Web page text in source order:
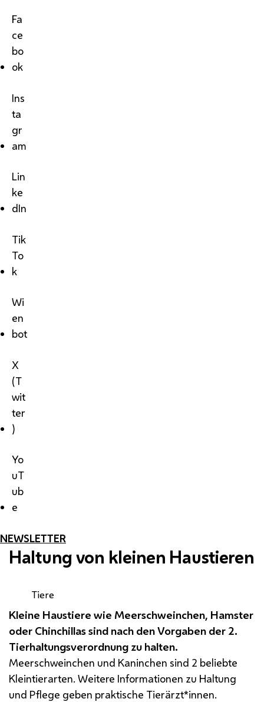
Fa
ce
bo
ok
Ins
ta
gr
am
Lin
ke
dIn
Tik
To
k
Wi
en
bot
X
(T
wit
ter
)
Yo
uT
ub
e
NEWSLETTER
Haltung von kleinen Haustieren
Tiere
Kleine Haustiere wie Meerschweinchen, Hamster
oder Chinchillas sind nach den Vorgaben der 2.
Tierhaltungsverordnung zu halten.
Meerschweinchen und Kaninchen sind 2 beliebte
Kleintierarten. Weitere Informationen zu Haltung
und Pflege geben praktische Tierärzt*innen.